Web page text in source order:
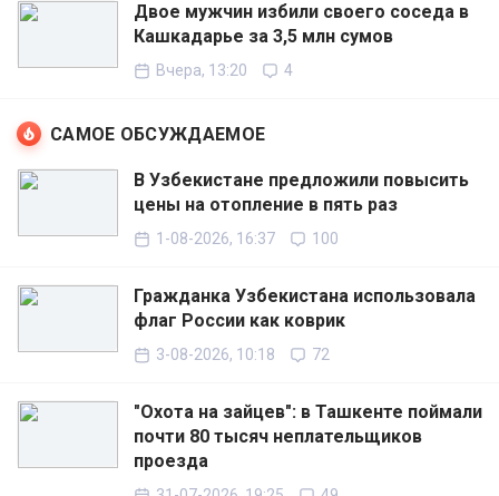
Двое мужчин избили своего соседа в
Кашкадарье за 3,5 млн сумов
Вчера, 13:20 4
САМОЕ ОБСУЖДАЕМОЕ
В Узбекистане предложили повысить
цены на отопление в пять раз
1-08-2026, 16:37 100
Гражданка Узбекистана использовала
флаг России как коврик
3-08-2026, 10:18 72
"Охота на зайцев": в Ташкенте поймали
почти 80 тысяч неплательщиков
проезда